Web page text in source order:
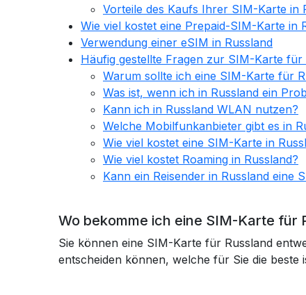
Vorteile des Kaufs Ihrer SIM-Karte in
Wie viel kostet eine Prepaid-SIM-Karte in
Verwendung einer eSIM in Russland
Häufig gestellte Fragen zur SIM-Karte für
Warum sollte ich eine SIM-Karte für
Was ist, wenn ich in Russland ein
Kann ich in Russland WLAN nutzen?
Welche Mobilfunkanbieter gibt es in
Wie viel kostet eine SIM-Karte in
Wie viel kostet Roaming in Russland?
Kann ein Reisender in Russland eine
Wo bekomme ich eine SIM-Karte für
Sie können eine SIM-Karte für Russland
entscheiden können, welche für Sie die beste